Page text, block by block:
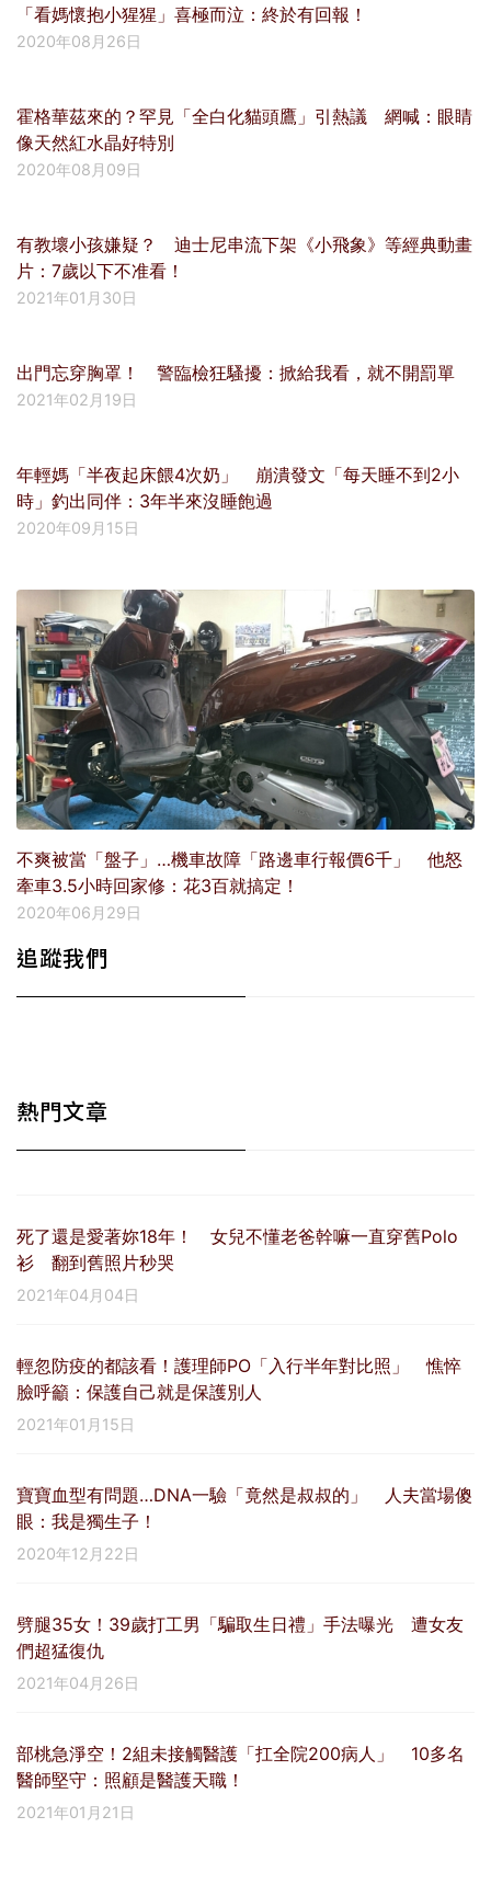
「看媽懷抱小猩猩」喜極而泣：終於有回報！
2020年08月26日
霍格華茲來的？罕見「全白化貓頭鷹」引熱議 網喊：眼睛
像天然紅水晶好特別
2020年08月09日
有教壞小孩嫌疑？ 迪士尼串流下架《小飛象》等經典動畫
片：7歲以下不准看！
2021年01月30日
出門忘穿胸罩！ 警臨檢狂騷擾：掀給我看，就不開罰單
2021年02月19日
年輕媽「半夜起床餵4次奶」 崩潰發文「每天睡不到2小
時」釣出同伴：3年半來沒睡飽過
2020年09月15日
不爽被當「盤子」…機車故障「路邊車行報價6千」 他怒
牽車3.5小時回家修：花3百就搞定！
2020年06月29日
追蹤我們
熱門文章
死了還是愛著妳18年！ 女兒不懂老爸幹嘛一直穿舊Polo
衫 翻到舊照片秒哭
2021年04月04日
輕忽防疫的都該看！護理師PO「入行半年對比照」 憔悴
臉呼籲：保護自己就是保護別人
2021年01月15日
寶寶血型有問題…DNA一驗「竟然是叔叔的」 人夫當場傻
眼：我是獨生子！
2020年12月22日
劈腿35女！39歲打工男「騙取生日禮」手法曝光 遭女友
們超猛復仇
2021年04月26日
部桃急淨空！2組未接觸醫護「扛全院200病人」 10多名
醫師堅守：照顧是醫護天職！
2021年01月21日